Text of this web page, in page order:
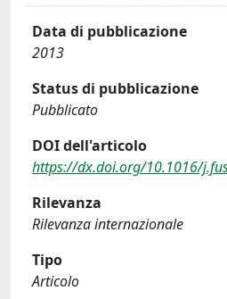
Data di pubblicazione
2013
Status di pubblicazione
Pubblicato
DOI dell'articolo
https://dx.doi.org/10.1016/
Rilevanza
Rilevanza internazionale
Tipo
Articolo